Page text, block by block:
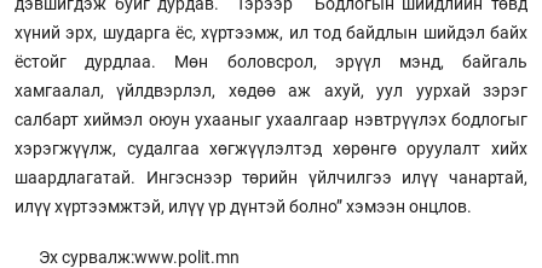
хүний эрх, шударга ёс, хүртээмж, ил тод байдлын шийдэл байх
ёстойг дурдлаа. Мөн боловсрол, эрүүл мэнд, байгаль
хамгаалал, үйлдвэрлэл, хөдөө аж ахуй, уул уурхай зэрэг
салбарт хиймэл оюун ухааныг ухаалгаар нэвтрүүлэх бодлогыг
хэрэгжүүлж, судалгаа хөгжүүлэлтэд хөрөнгө оруулалт хийх
шаардлагатай. Ингэснээр төрийн үйлчилгээ илүү чанартай,
илүү хүртээмжтэй, илүү үр дүнтэй болно” хэмээн онцлов.
Эх сурвалж:www.polit.mn